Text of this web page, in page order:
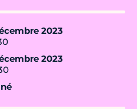
2023
2023